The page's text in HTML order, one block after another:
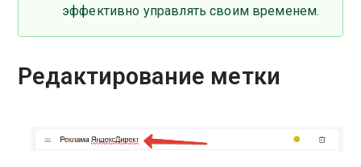
эффективно управлять своим временем.
Редактирование метки